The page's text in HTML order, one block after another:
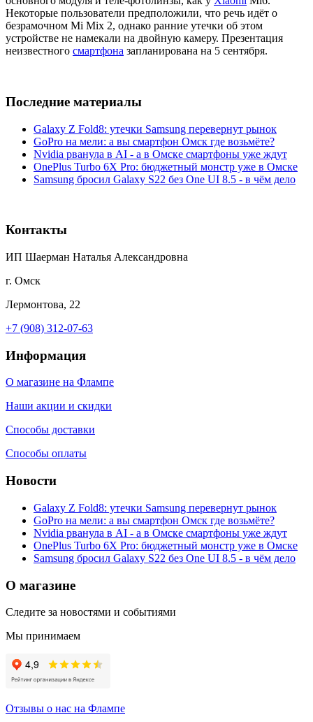
Некоторые пользователи предположили, что речь идёт о
безрамочном Mi Mix 2, однако ранние утечки об этом
устройстве не намекали на двойную камеру. Презентация
неизвестного смартфона запланирована на 5 сентября.
Последние материалы
Galaxy Z Fold8: утечки Samsung перевернут рынок
GoPro на мели: а вы смартфон Омск где возьмёте?
Nvidia рванула в AI - а в Омске смартфоны уже ждут
OnePlus Turbo 6X Pro: бюджетный монстр уже в Омске
Samsung бросил Galaxy S22 без One UI 8.5 - в чём дело
Контакты
ИП Шаерман Наталья Александровна
г. Омск
Лермонтова, 22
+7 (908) 312-07-63
Информация
О магазине на Флампе
Наши акции и скидки
Способы доставки
Способы оплаты
Новости
Galaxy Z Fold8: утечки Samsung перевернут рынок
GoPro на мели: а вы смартфон Омск где возьмёте?
Nvidia рванула в AI - а в Омске смартфоны уже ждут
OnePlus Turbo 6X Pro: бюджетный монстр уже в Омске
Samsung бросил Galaxy S22 без One UI 8.5 - в чём дело
О магазине
Следите за новостями и событиями
Мы принимаем
Отзывы о нас на Флампе